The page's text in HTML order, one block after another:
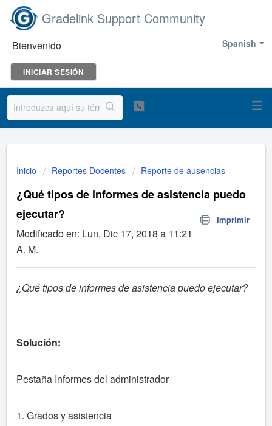
Gradelink Support Community
Spanish
Bienvenido
INICIAR SESIÓN
Inicio Reportes Docentes Reporte de ausencias
¿Qué tipos de informes de asistencia puedo
ejecutar?
Imprimir
Modificado en: Lun, Dic 17, 2018 a 11:21
A. M.
¿Qué tipos de informes de asistencia puedo ejecutar?
Solución:
Pestaña Informes del administrador
1. Grados y asistencia